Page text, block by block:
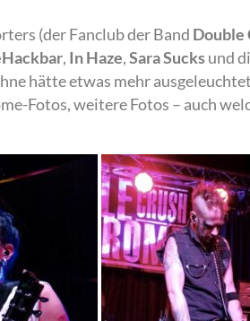
(der Fanclub der Band Double
, In Haze,Sara Sucksund
hätte etwas mehr
Fotos, weitere Fotos – auch